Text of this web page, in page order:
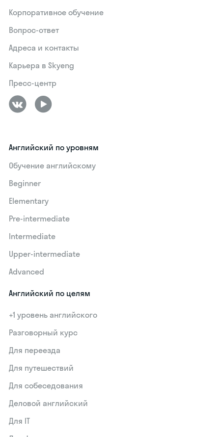
Корпоративное обучение
Вопрос-ответ
Адреса и контакты
Карьера в Skyeng
Пресс-центр
Английский по уровням
Обучение английскому
Beginner
Elementary
Pre-intermediate
Intermediate
Upper-intermediate
Advanced
Английский по целям
+1 уровень английского
Разговорный курс
Для переезда
Для путешествий
Для собеседования
Деловой английский
Для IT